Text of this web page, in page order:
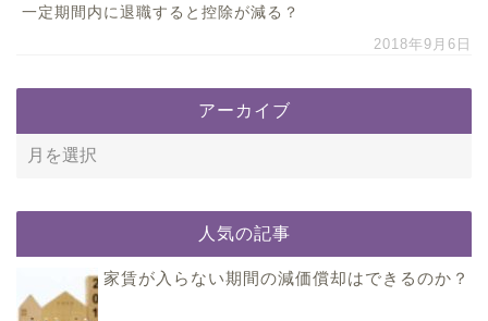
一定期間内に退職すると控除が減る？
2018年9月6日
アーカイブ
人気の記事
家賃が入らない期間の減価償却はできるのか？